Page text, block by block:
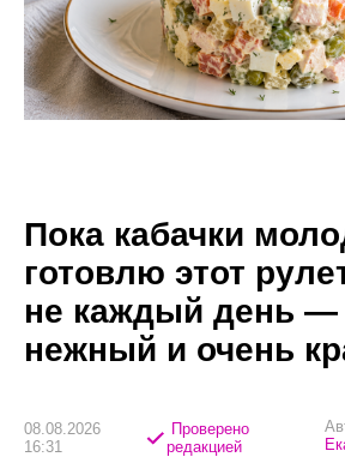
Пока кабачки
готовлю этот
не каждый день —
нежный и очень
08.08.2026
16:31
Проверено
редакцией